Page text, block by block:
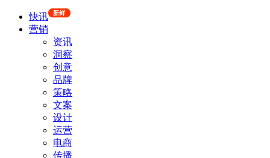
快讯 新鲜
营销
资讯
洞察
创意
品牌
策略
文案
设计
运营
电商
传播